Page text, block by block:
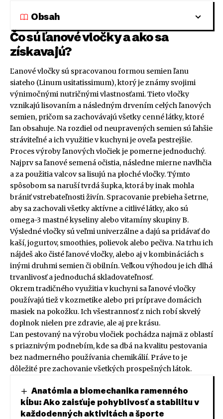
Obsah
Čo sú ľanové vločky a ako sa
získavajú?
Ľanové vločky sú spracovanou formou semien ľanu
siateho (Linum usitatissimum), ktorý je známy svojimi
výnimočnými nutričnými vlastnosťami. Tieto vločky
vznikajú lisovaním a následným drvením celých ľanových
semien, pričom sa zachovávajú všetky cenné látky, ktoré
ľan obsahuje. Na rozdiel od neupravených semien sú ľahšie
stráviteľné a ich využitie v kuchyni je oveľa pestrejšie.
Proces výroby ľanových vločiek je pomerne jednoduchý.
Najprv sa ľanové semená očistia, následne mierne navlhčia
a za použitia valcov sa lisujú na ploché vločky. Týmto
spôsobom sa naruší tvrdá šupka, ktorá by inak mohla
brániť vstrebateľnosti živín. Spracovanie prebieha šetrne,
aby sa zachovali všetky aktívne a citlivé látky, ako sú
omega-3 mastné kyseliny alebo vitamíny skupiny B.
Výsledné vločky sú veľmi univerzálne a dajú sa pridávať do
kaší, jogurtov, smoothies, polievok alebo pečiva. Na trhu ich
nájdeš ako čisté ľanové vločky, alebo aj v kombináciách s
inými druhmi semien či obilnín. Veľkou výhodou je ich dlhá
trvanlivosť a jednoduchá skladovateľnosť.
Okrem tradičného využitia v kuchyni sa ľanové vločky
používajú tiež v kozmetike alebo pri príprave domácich
masiek na pokožku. Ich všestrannosť z nich robí skvelý
doplnok nielen pre zdravie, ale aj pre krásu.
Ľan pestovaný na výrobu vločiek pochádza najmä z oblastí
s priaznivým podnebím, kde sa dbá na kvalitu pestovania
bez nadmerného používania chemikálií. Práve to je
dôležité pre zachovanie všetkých prospešných látok.
Anatómia a biomechanika ramenného
kĺbu: Ako zaisťuje pohyblivosť a stabilitu v
každodenných aktivitách a športe